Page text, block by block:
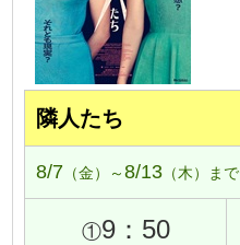
隣人たち
8/7 （金）～8/13 （木）まで
①9：50